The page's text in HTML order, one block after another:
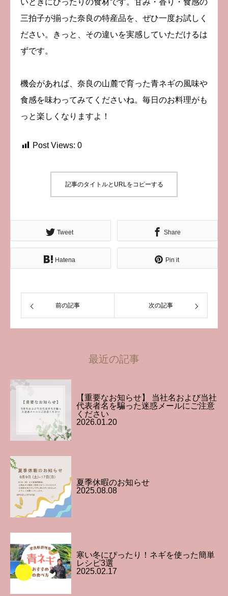
いときにぴったりの食材です。甘み・香り・食感の
三拍子が揃った奈良の特産品を、ぜひ一度お試しく
ださい。きっと、その違いを実感していただけるは
ずです。
機会があれば、奈良の山麓で育った青ネギの風味や
食感を味わってみてくださいね。毎日のお料理がも
っと楽しくなりますよ！
Post Views: 0
記事のタイトルとURLをコピーする
Tweet Share
Hatena Pin it
前の記事 次の記事
最近の記事
【重要なお知らせ】 当社名および当社
代表者名を騙った迷惑メールにご注意
ください
2026.01.20
夏季休暇のお知らせ
2025.08.08
寒い冬にぴったり！ネギを使った簡単
レシピ3選
2025.02.17